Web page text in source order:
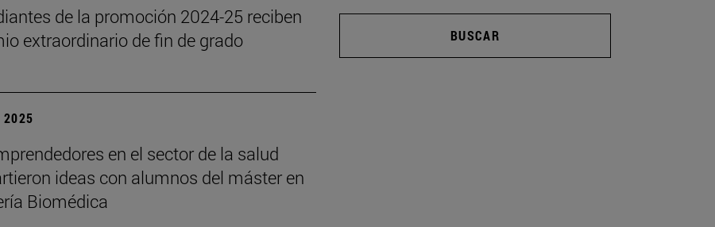
de la promoción 2024-25 reciben
extraordinario de fin de grado
en el sector de la salud
ideas con alumnos del máster en
Biomédica
BUSCAR